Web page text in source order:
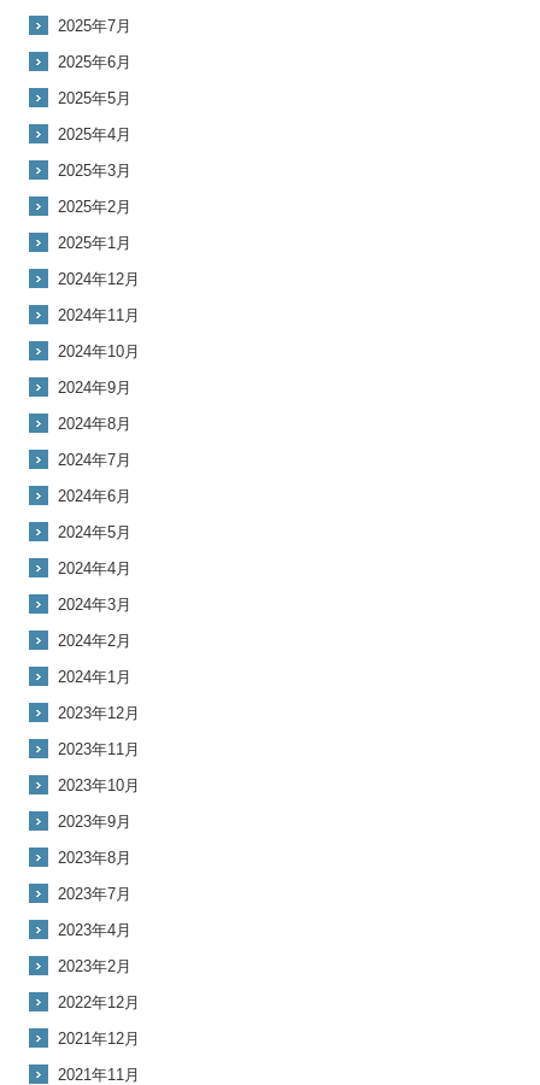
2025年7月
2025年6月
2025年5月
2025年4月
2025年3月
2025年2月
2025年1月
2024年12月
2024年11月
2024年10月
2024年9月
2024年8月
2024年7月
2024年6月
2024年5月
2024年4月
2024年3月
2024年2月
2024年1月
2023年12月
2023年11月
2023年10月
2023年9月
2023年8月
2023年7月
2023年4月
2023年2月
2022年12月
2021年12月
2021年11月